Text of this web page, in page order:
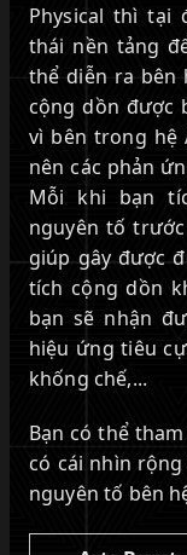
Physical thì tại
thái nền tảng
thể diễn ra bên
cộng dồn được
vì bên trong hệ
nên các phản
Mỗi khi bạn
nguyên tố
giúp gây được
tích cộng dồn
bạn sẽ nhận
hiệu ứng tiêu
khống chế,...
Bạn có thể
có cái nhìn
nguyên tố bên